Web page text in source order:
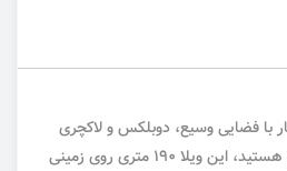
با فضایی وسیع، دوبلکس و لاکچری
برای گروه‌های حداکثر ۱۰ نفره هستید، این ویلا ۱۹۰ متری روی زمینی